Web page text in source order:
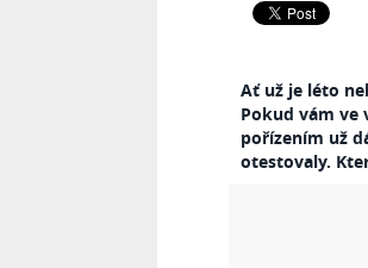
Ať už je léto
Pokud vám ve
pořízením už
otestovaly.